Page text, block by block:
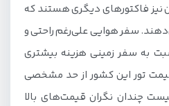
نیز فاکتورهای دیگری هستند که
سفر هوایی علی‌رغم راحتی و
به سفر زمینی هزینه بیشتری
تور این کشور از حد مشخصی
چندان نگران قیمت‌های بالا